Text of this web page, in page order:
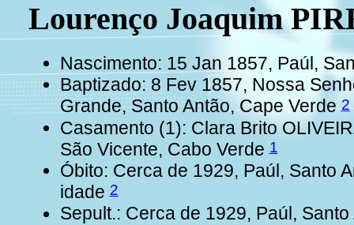
Lourenço Joaquim
Nascimento: 15 Jan 1857, Paúl,
Baptizado: 8 Fev 1857, Nossa
Grande, Santo Antão, Cape Verde2
Casamento (1): Clara Brito
São Vicente, Cabo Verde1
Óbito: Cerca de 1929, Paúl, Santo
idade2
Sepult.: Cerca de 1929, Paúl,